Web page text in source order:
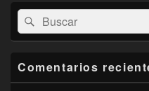
El
área
de
widget
lateral
primaria
Buscar
por:
Buscar
Comentarios